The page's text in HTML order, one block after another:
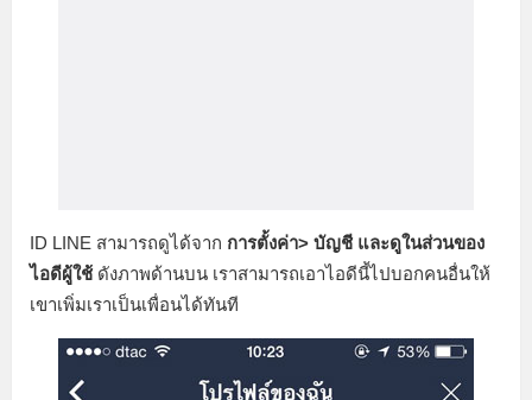
ID LINE สามารถดูได้จาก การตั้งค่า> บัญชี และดูในส่วนของ
ไอดีผู้ใช้ดังภาพด้านบน เราสามารถเอาไอดีนี้ไปบอกคนอื่นให้
เขาเพิ่มเราเป็นเพื่อนได้ทันที